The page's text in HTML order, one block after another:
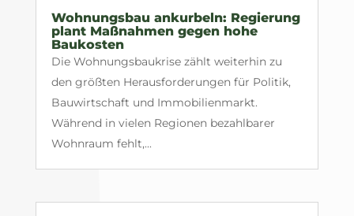
Wohnungsbau ankurbeln: Regierung
plant Maßnahmen gegen hohe
Baukosten
Die Wohnungsbaukrise zählt weiterhin zu
den größten Herausforderungen für Politik,
Bauwirtschaft und Immobilienmarkt.
Während in vielen Regionen bezahlbarer
Wohnraum fehlt,...